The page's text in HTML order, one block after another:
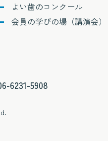
よい歯のコンクール
会員の学びの場（講演会）
6231-5908